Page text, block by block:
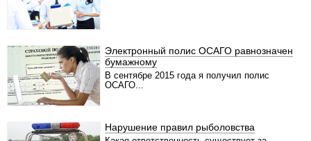
Электронный полис ОСАГО равнозначен
бумажному
В сентябре 2015 года я получил полис
ОСАГО...
Нарушение правил рыболовства